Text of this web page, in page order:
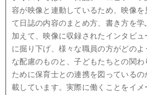
容が映像と連動しているため、映像を
て日誌の内容のまとめ方、書き方を学
加えて、映像に収録されたインタビュ
に掘り下げ、様々な職員の方がどのよ
な配慮のものと、子どもたちとの関
ために保育士との連携を図っている
載しています。実際に働くことをイメ